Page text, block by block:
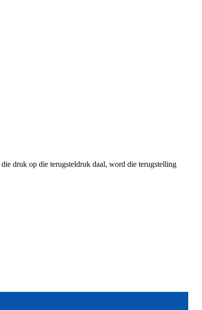
druk op die terugsteldruk daal, word die terugstelling